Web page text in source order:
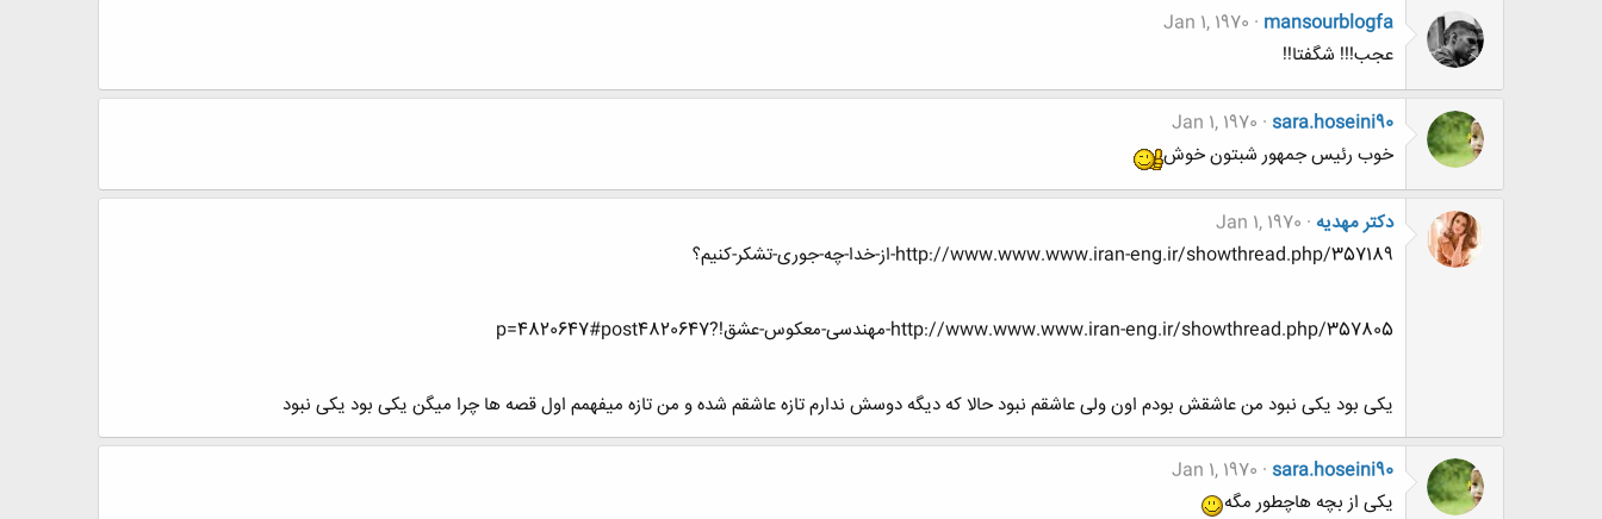
mansourblogfa
Jan 1, 1970
عجب!!! شگفتا!!
sara.hoseini90
Jan 1, 1970
خوب رئیس جمهور شبتون خوش
دکتر مهدیه Jan 1, 1970
http://www.www.www.iran-eng.ir/showthread.php/357189-از-خدا-چه-جوری-تشکر-کنیم؟
http://www.www.www.iran-eng.ir/showthread.php/357805-مهندسی-معکوس-عشق!?p=4820647#post4820647
یکی بود یکی نبود من عاشقش بودم اون ولی عاشقم نبود حالا که دیگه دوسش ندارم تازه عاشقم شده و من تازه میفهمم اول قصه ها چرا میگن یکی بود یکی نبود
sara.hoseini90
Jan 1, 1970
یکی از بچه هاچطور مگه